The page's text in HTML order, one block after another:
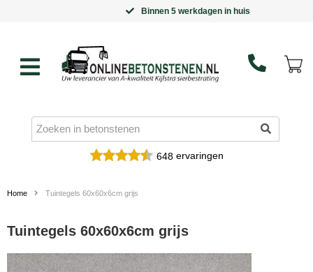
Binnen 5 werkdagen in huis
648ervaringen
Home Tuintegels 60x60x6cm grijs
Tuintegels 60x60x6cm grijs